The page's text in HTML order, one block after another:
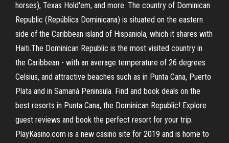
horses), Texas Hold'em, and more. The country of Dominican
Republic (República Dominicana) is situated on the eastern
side of the Caribbean island of Hispaniola, which it shares with
Haiti.The Dominican Republic is the most visited country in
the Caribbean - with an average temperature of 26 degrees
Celsius, and attractive beaches such as in Punta Cana, Puerto
Plata and in Samaná Peninsula. Find and book deals on the
best resorts in Punta Cana, the Dominican Republic! Explore
guest reviews and book the perfect resort for your trip.
PlayKasino.com is a new casino site for 2019 and is home to